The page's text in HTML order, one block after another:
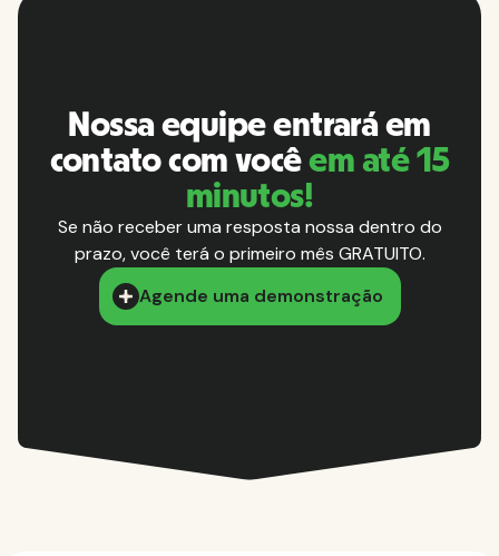
Nossa equipe entrará em
contato com vocêem até 15
minutos!
Se não receber uma resposta nossa dentro do
prazo, você terá o primeiro mês GRATUITO.
Agende uma demonstração